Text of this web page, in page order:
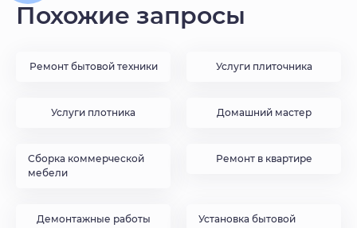
Похожие запросы
Ремонт бытовой техники Услуги плиточника
Услуги плотника Домашний мастер
Сборка коммерческой
мебели
Ремонт в квартире
Демонтажные работы
Установка бытовой